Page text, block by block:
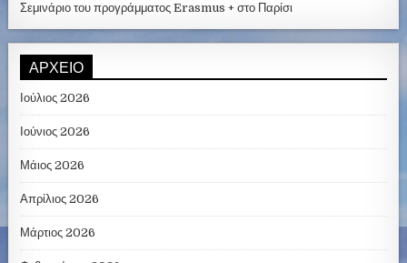
Σεμινάριο του προγράμματος Erasmus + στο Παρίσι
ΑΡΧΕΊΟ
Ιούλιος 2026
Ιούνιος 2026
Μάιος 2026
Απρίλιος 2026
Μάρτιος 2026